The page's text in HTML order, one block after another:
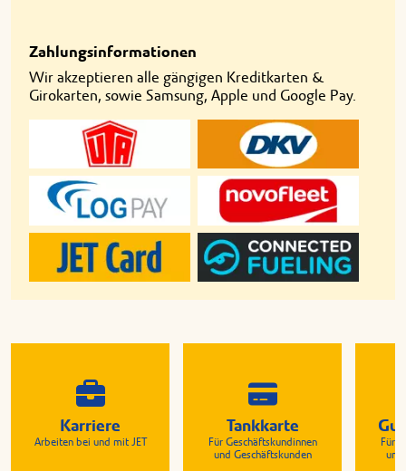
Zahlungsinformationen
Wir akzeptieren alle gängigen Kreditkarten &
Girokarten, sowie Samsung, Apple und Google Pay.
Karriere
Arbeiten bei und mit JET
Tankkarte
Für Geschäftskundinnen
und Geschäftskunden
Für
und